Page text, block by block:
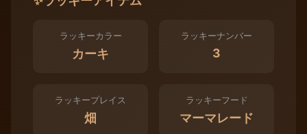
ラッキーカラー
カーキ
ラッキーナンバー
3
ラッキープレイス
畑
ラッキーフード
マーマレード